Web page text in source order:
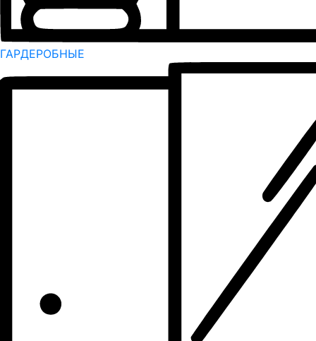
ГАРДЕРОБНЫЕ